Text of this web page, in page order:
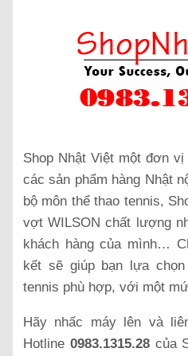
Shop Nhật Việt một đơn
các sản phẩm hàng Nhật
bộ môn thể thao tennis,
vợt WILSON chất lượng
khách hàng của mình…
kết sẽ giúp bạn lựa
tennis phù hợp, với một
Hãy nhấc máy lên và
Hotline 0983.1315.28của